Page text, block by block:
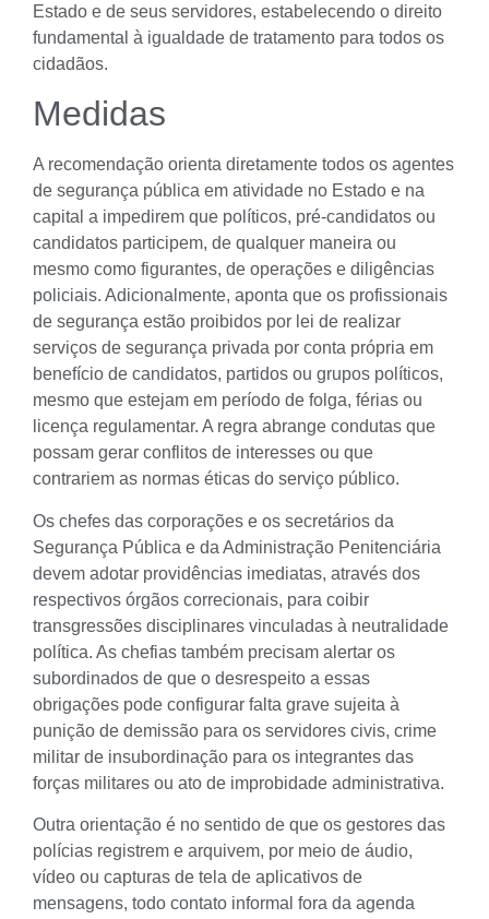
Estado e de seus servidores, estabelecendo o direito
fundamental à igualdade de tratamento para todos os
cidadãos.
Medidas
A recomendação orienta diretamente todos os agentes
de segurança pública em atividade no Estado e na
capital a impedirem que políticos, pré-candidatos ou
candidatos participem, de qualquer maneira ou
mesmo como figurantes, de operações e diligências
policiais. Adicionalmente, aponta que os profissionais
de segurança estão proibidos por lei de realizar
serviços de segurança privada por conta própria em
benefício de candidatos, partidos ou grupos políticos,
mesmo que estejam em período de folga, férias ou
licença regulamentar. A regra abrange condutas que
possam gerar conflitos de interesses ou que
contrariem as normas éticas do serviço público.
Os chefes das corporações e os secretários da
Segurança Pública e da Administração Penitenciária
devem adotar providências imediatas, através dos
respectivos órgãos correcionais, para coibir
transgressões disciplinares vinculadas à neutralidade
política. As chefias também precisam alertar os
subordinados de que o desrespeito a essas
obrigações pode configurar falta grave sujeita à
punição de demissão para os servidores civis, crime
militar de insubordinação para os integrantes das
forças militares ou ato de improbidade administrativa.
Outra orientação é no sentido de que os gestores das
polícias registrem e arquivem, por meio de áudio,
vídeo ou capturas de tela de aplicativos de
mensagens, todo contato informal fora da agenda